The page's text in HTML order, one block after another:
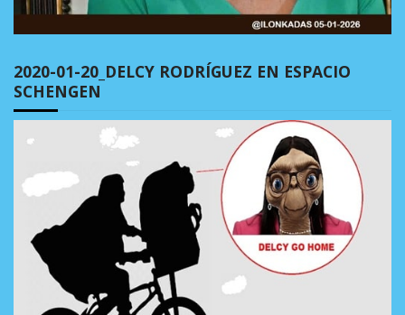
2020-01-20_DELCY RODRÍGUEZ EN ESPACIO
SCHENGEN